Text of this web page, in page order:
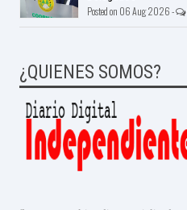
Posted on 06 Aug 2026 -
¿QUIENES SOMOS?